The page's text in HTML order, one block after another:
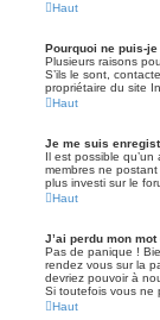
Haut
Pourquoi ne puis-
Plusieurs raisons
S’ils le sont,
propriétaire du site
Haut
Je me suis
Il est possible
membres ne
plus investi sur le
Haut
J’ai perdu mon
Pas de panique !
rendez vous sur la
devriez pouvoir à
Si toutefois vous ne
Haut